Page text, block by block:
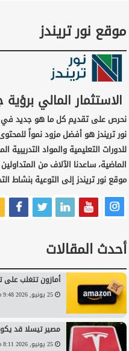
موقع نور تريندز
الاستثمار المالي
نحرص على تقديم كل ما هو جديد في
نور تريندز هو أفضل مزود نمواً
للدورات التعليمية والمواد
الماضية، ساعدنا الآلاف من
موقع نور تريندز إلى التوعية بنشاط
أحدث المقالات
أمازون تتغلب على
25 يونيو, 2026 9:48 م
مصير تيسلا قد
25 يونيو, 2026 8:11 م